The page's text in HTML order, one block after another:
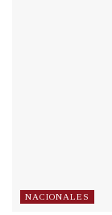
NACIONALES